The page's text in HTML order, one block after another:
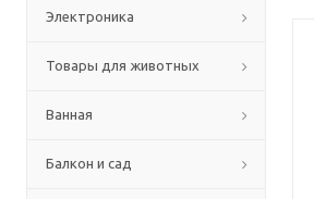
Электроника
Товары для животных
Ванная
Балкон и сад